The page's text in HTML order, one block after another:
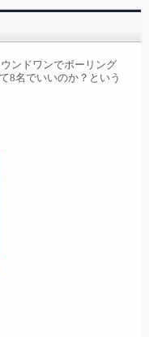
ンドワンでボーリング
8名でいいのか？という